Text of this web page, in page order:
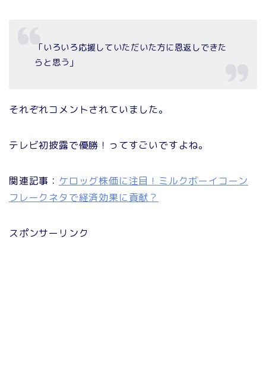
「いろいろ応援していただいた方に恩返しできた
らと思う」
それぞれコメントされていました。
テレビ初披露で優勝！ってすごいですよね。
関連記事： ケロッグ株価に注目！ミルクボーイコーン
フレークネタで経済効果に貢献？
スポンサーリンク